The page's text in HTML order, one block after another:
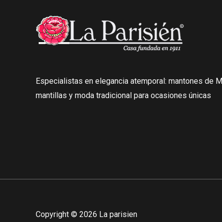
Especialistas en elegancia atemporal: mantones de
mantillas y moda tradicional para ocasiones únicas
Copyright © 2026 La parisien